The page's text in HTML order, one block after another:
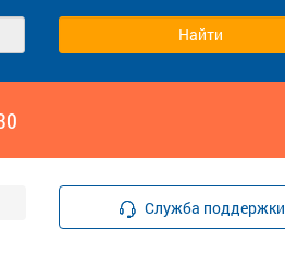
Служба поддержки